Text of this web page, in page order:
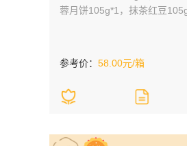
蓉月饼105g*1，抹茶红豆
参考价： 58.00元/箱